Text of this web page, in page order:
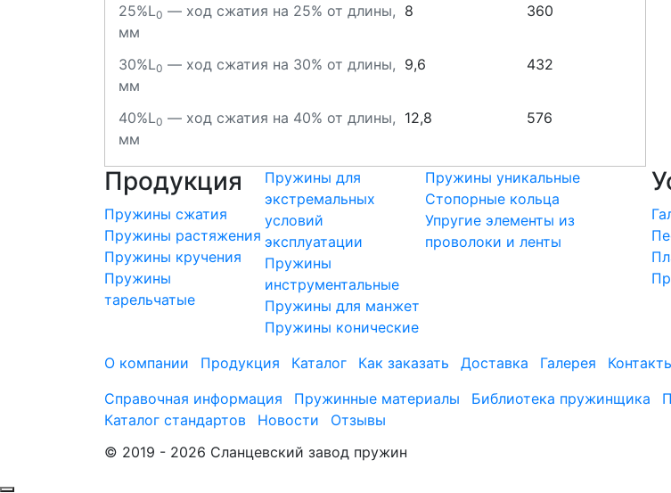
25%L0 — ход сжатия на 25% от длины,
мм
8 360
30%L0 — ход сжатия на 30% от длины,
мм
9,6 432
40%L0 — ход сжатия на 40% от длины,
мм
12,8 576
Продукция
Пружины сжатия
Пружины растяжения
Пружины кручения
Пружины
тарельчатые
Пружины для
экстремальных
условий
эксплуатации
Пружины
инструментальные
Пружины для манжет
Пружины конические
Пружины уникальные
Стопорные кольца
Упругие элементы из
проволоки и ленты
О компании Продукция Каталог Как заказать Доставка Галерея
Справочная информация
Пружинные материалы Библиотека пружинщика
Каталог стандартов
Новости Отзывы
© 2019 - 2026 Сланцевский завод пружин